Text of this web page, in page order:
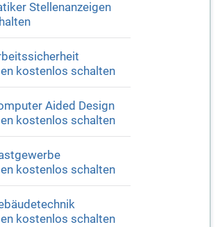
Stellenanzeigen
kostenlos schalten
Aided Design
kostenlos schalten
kostenlos schalten
kostenlos schalten